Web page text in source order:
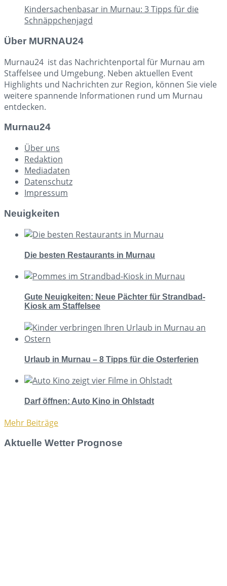
Kindersachenbasar in Murnau: 3 Tipps für die
Schnäppchenjagd
Über MURNAU24
Murnau24 ist das Nachrichtenportal für Murnau am
Staffelsee und Umgebung. Neben aktuellen Event
Highlights und Nachrichten zur Region, können Sie viele
weitere spannende Informationen rund um Murnau
entdecken.
Murnau24
Über uns
Redaktion
Mediadaten
Datenschutz
Impressum
Neuigkeiten
Die besten Restaurants in Murnau
Gute Neuigkeiten: Neue Pächter für Strandbad-
Kiosk am Staffelsee
Urlaub in Murnau – 8 Tipps für die Osterferien
Darf öffnen: Auto Kino in Ohlstadt
Mehr Beiträge
Aktuelle Wetter Prognose